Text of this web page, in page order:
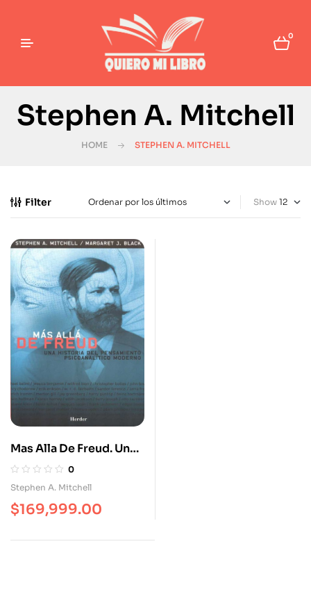
0
Stephen A. Mitchell
HOME STEPHEN A. MITCHELL
Filter Show
Mas Alla De Freud. Una
Historia Del
Pensamiento
Moderno
0
Stephen A. Mitchell
$169,999.00